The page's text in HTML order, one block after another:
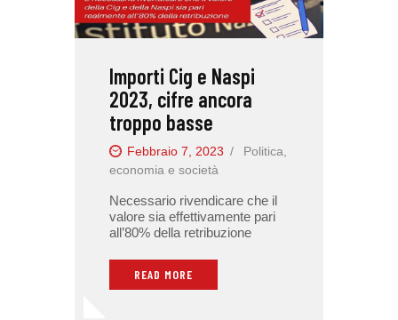
Importi Cig e Naspi
2023, cifre ancora
troppo basse
Febbraio 7, 2023
Politica,
economia e società
Necessario rivendicare che il
valore sia effettivamente pari
all’80% della retribuzione
READ MORE